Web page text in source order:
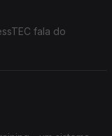
fala do